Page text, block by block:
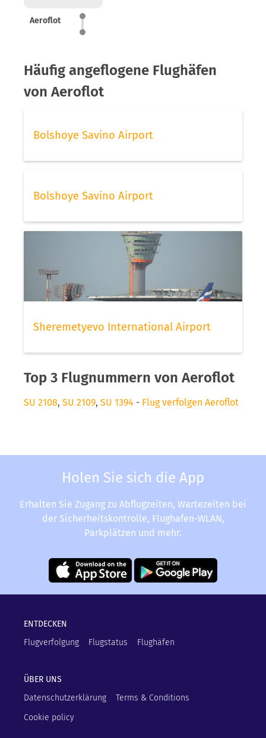
Aeroflot
Häufig angeflogene Flughäfen
von Aeroflot
Bolshoye Savino Airport
Bolshoye Savino Airport
Sheremetyevo International Airport
Top 3 Flugnummern von Aeroflot
SU 2108, SU 2109, SU 1394 - Flug verfolgen Aeroflot
Holen Sie sich die App
Erhalten Sie Zugang zu Abflugzeiten, Wartezeiten bei
der Sicherheitskontrolle, Flughafen-WLAN,
Parkplätzen und mehr.
ENTDECKEN
Flugverfolgung
Flugstatus Flughäfen
ÜBER UNS
Datenschutzerklärung
Terms & Conditions
Cookie policy